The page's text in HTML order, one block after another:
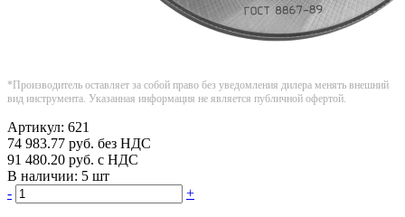
*Производитель оставляет за собой право без уведомления дилера менять внешний
вид инструмента. Указанная информация не является публичной офертой.
Артикул: 621
74 983.77 руб. без НДС
91 480.20 руб. с НДС
В наличии: 5 шт
-
+